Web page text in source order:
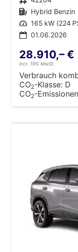
Kraftstoff Hybrid Benzin
Leistung 165 kW (224
01.06.2026
28.910,– €
incl. 19% MwSt.
Verbrauch
CO2-Klasse: D
CO2-